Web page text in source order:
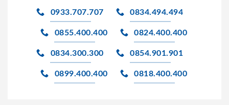
0933.707.707 0834.494.494
0855.400.400 0824.400.400
0834.300.300 0854.901.901
0899.400.400 0818.400.400